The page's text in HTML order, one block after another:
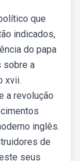
que
indicados,
do papa
sobre a
xvii.
a revolução
inglês.
de
seus